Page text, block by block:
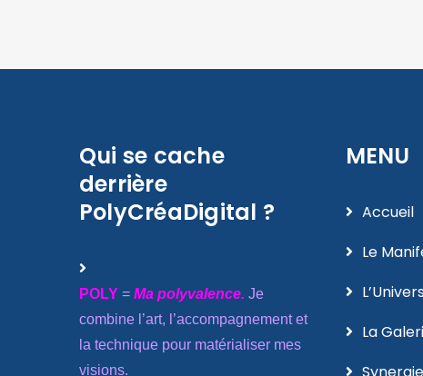
Qui se cache
derrière
PolyCréaDigital ?
POLY = Ma polyvalence. Je
combine l’art, l’accompagnement et
la technique pour matérialiser mes
visions.
MENU
Accueil
Le
La